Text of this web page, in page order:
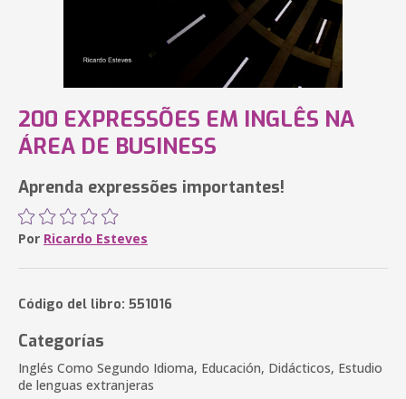
200 EXPRESSÕES EM INGLÊS NA
ÁREA DE BUSINESS
Aprenda expressões importantes!
Por Ricardo Esteves
Código del libro: 551016
Categorías
Inglés Como Segundo Idioma, Educación, Didácticos, Estudio
de lenguas extranjeras